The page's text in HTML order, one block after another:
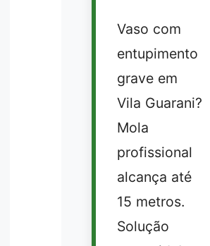
Vaso com
entupimento
grave em
Vila Guarani?
Mola
profissional
alcança até
15 metros.
Solução